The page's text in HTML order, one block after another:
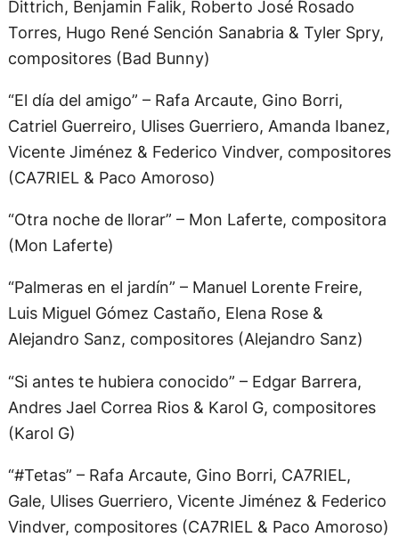
Dittrich, Benjamin Falik, Roberto José Rosado
Torres, Hugo René Sención Sanabria & Tyler Spry,
compositores (Bad Bunny)
“El día del amigo” – Rafa Arcaute, Gino Borri,
Catriel Guerreiro, Ulises Guerriero, Amanda Ibanez,
Vicente Jiménez & Federico Vindver, compositores
(CA7RIEL & Paco Amoroso)
“Otra noche de llorar” – Mon Laferte, compositora
(Mon Laferte)
“Palmeras en el jardín” – Manuel Lorente Freire,
Luis Miguel Gómez Castaño, Elena Rose &
Alejandro Sanz, compositores (Alejandro Sanz)
“Si antes te hubiera conocido” – Edgar Barrera,
Andres Jael Correa Rios & Karol G, compositores
(Karol G)
“#Tetas” – Rafa Arcaute, Gino Borri, CA7RIEL,
Gale, Ulises Guerriero, Vicente Jiménez & Federico
Vindver, compositores (CA7RIEL & Paco Amoroso)